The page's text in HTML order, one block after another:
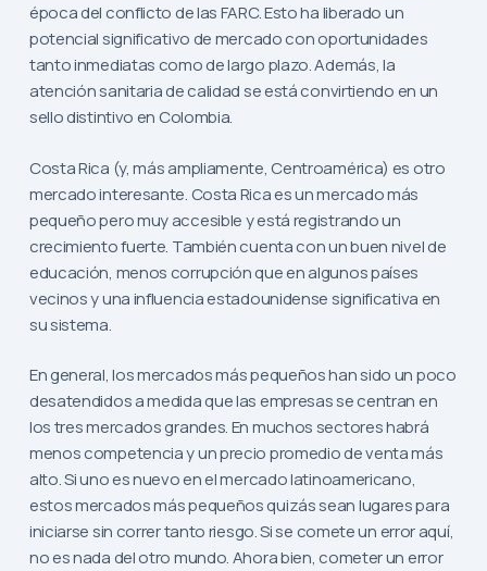
época del conflicto de las FARC. Esto ha liberado un
potencial significativo de mercado con oportunidades
tanto inmediatas como de largo plazo. Además, la
atención sanitaria de calidad se está convirtiendo en un
sello distintivo en Colombia.
Costa Rica (y, más ampliamente, Centroamérica) es otro
mercado interesante. Costa Rica es un mercado más
pequeño pero muy accesible y está registrando un
crecimiento fuerte. También cuenta con un buen nivel de
educación, menos corrupción que en algunos países
vecinos y una influencia estadounidense significativa en
su sistema.
En general, los mercados más pequeños han sido un poco
desatendidos a medida que las empresas se centran en
los tres mercados grandes. En muchos sectores habrá
menos competencia y un precio promedio de venta más
alto. Si uno es nuevo en el mercado latinoamericano,
estos mercados más pequeños quizás sean lugares para
iniciarse sin correr tanto riesgo. Si se comete un error aquí,
no es nada del otro mundo. Ahora bien, cometer un error